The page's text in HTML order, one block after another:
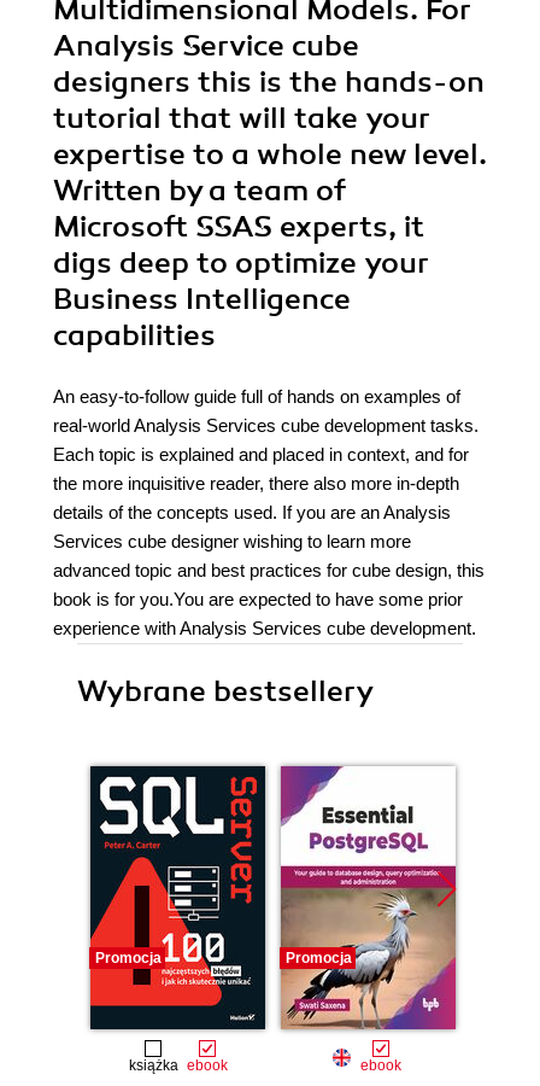
Multidimensional Models. For
Analysis Service cube
designers this is the hands-on
tutorial that will take your
expertise to a whole new level.
Written by a team of
Microsoft SSAS experts, it
digs deep to optimize your
Business Intelligence
capabilities
An easy-to-follow guide full of hands on examples of
real-world Analysis Services cube development tasks.
Each topic is explained and placed in context, and for
the more inquisitive reader, there also more in-depth
details of the concepts used. If you are an Analysis
Services cube designer wishing to learn more
advanced topic and best practices for cube design, this
book is for you.You are expected to have some prior
experience with Analysis Services cube development.
Wybrane bestsellery
Promocja
książka ebook
Promocja
ebook